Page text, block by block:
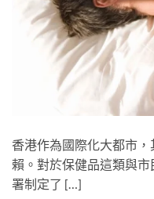
香港作為國際化大都市
賴。對於保健品這類與
署制定了 […]